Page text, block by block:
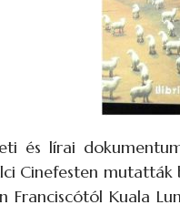
és lírai
Cinefesten
Franciscótól Kuala